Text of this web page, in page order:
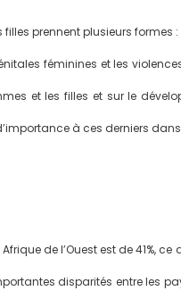
prennent plusieurs
féminines et les
et les filles et sur le
à ces derniers
de l’Ouest est de 41%,
disparités entre les